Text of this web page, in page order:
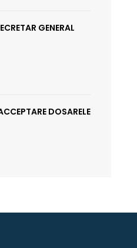
GENERAL
DOSARELE